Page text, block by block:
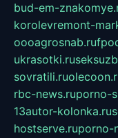
bud-em-
korolevremont-
oooagrosnab.ru
ukrasotki.ru
sovratili.ru
rbc-news.ruporno-
13autor-kolonka.ru
hostserve.ruporno-